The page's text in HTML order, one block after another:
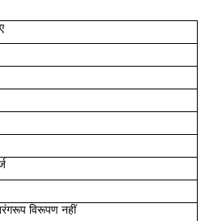
विरूपण नहीं